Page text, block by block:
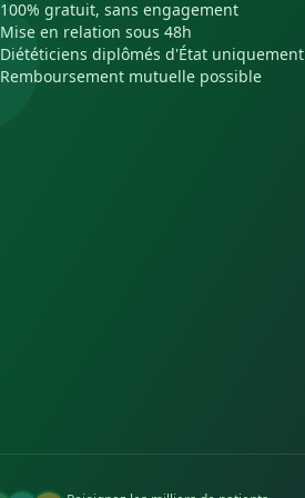
100% gratuit, sans engagement
Mise en relation sous 48h
Diététiciens diplômés d'État uniquement
Remboursement mutuelle possible